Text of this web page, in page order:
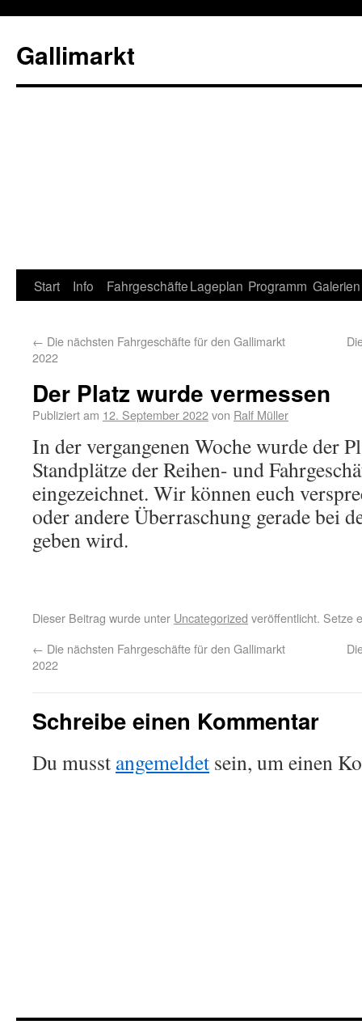
Gallimarkt
Start Info FahrgeschäfteLageplan Programm Galerien
← Die nächsten Fahrgeschäfte für den Gallimarkt
2022
Der Platz wurde vermessen
Publiziert am 12. September 2022von Ralf Müller
In der vergangenen Woche wurde der
Standplätze der Reihen- und
eingezeichnet. Wir können euch
oder andere Überraschung gerade bei
geben wird.
Dieser Beitrag wurde unter Uncategorized veröffentlicht. Setze
← Die nächsten Fahrgeschäfte für den Gallimarkt
2022
Schreibe einen Kommentar
Du musst angemeldet sein, um einen